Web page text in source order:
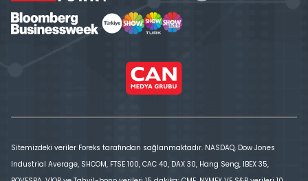
Sitemizdeki veriler Foreks tarafından sağlanmaktadır. NASDAQ, Dow Jones
Industrial Average, SHCOM, FTSE 100, CAC 40, DAX 30, Hang Seng, IBEX 35,